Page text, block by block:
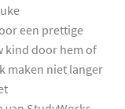
een prettige
kind door hem of
maken niet langer